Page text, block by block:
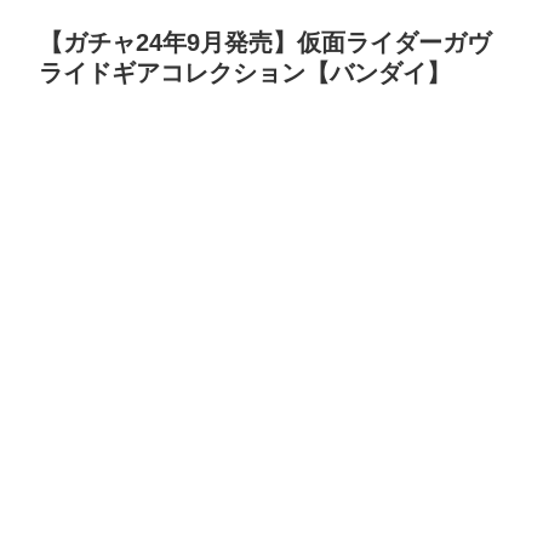
【ガチャ24年9月発売】仮面ライダーガヴ
ライドギアコレクション【バンダイ】